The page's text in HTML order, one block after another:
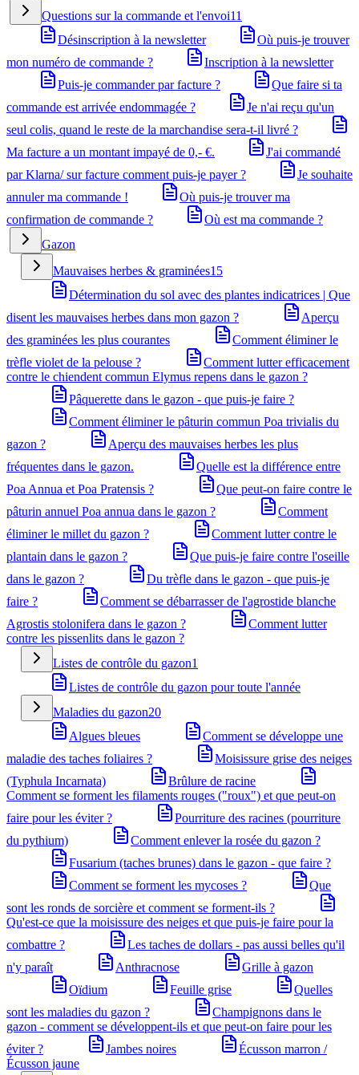
Questions sur la commande et l'envoi11
Désinscription à la newsletter
Où puis-je trouver
mon numéro de commande ?
Inscription à la newsletter
Puis-je commander par facture ?
Que faire si ta
commande est arrivée endommagée ?
Je n'ai reçu qu'un
seul colis, quand le reste de la marchandise sera-t-il livré ?
Ma facture a un montant impayé de 0,- €.
J'ai commandé
par Klarna/ sur facture comment puis-je payer ?
Je souhaite
annuler ma commande !
Où puis-je trouver ma
confirmation de commande ?
Où est ma commande ?
Gazon
Mauvaises herbes & graminées15
Détermination du sol avec des plantes indicatrices | Que
disent les mauvaises herbes dans mon gazon ?
Aperçu
des graminées les plus courantes
Comment éliminer le
trèfle violet de la pelouse ?
Comment lutter efficacement
contre le chiendent commun Elymus repens dans le gazon ?
Pâquerette dans le gazon - que puis-je faire ?
Comment éliminer le pâturin commun Poa trivialis du
gazon ?
Aperçu des mauvaises herbes les plus
fréquentes dans le gazon.
Quelle est la différence entre
Poa Annua et Poa Pratensis ?
Que peut-on faire contre le
pâturin annuel Poa annua dans le gazon ?
Comment
éliminer le millet du gazon ?
Comment lutter contre le
plantain dans le gazon ?
Que puis-je faire contre l'oseille
dans le gazon ?
Du trèfle dans le gazon - que puis-je
faire ?
Comment se débarrasser de l'agrostide blanche
Agrostis stolonifera dans le gazon ?
Comment lutter
contre les pissenlits dans le gazon ?
Listes de contrôle du gazon1
Listes de contrôle du gazon pour toute l'année
Maladies du gazon20
Algues bleues
Comment se développe une
maladie des taches foliaires ?
Moisissure grise des neiges
(Typhula Incarnata)
Brûlure de racine
Comment se forment les filaments rouges ("roux") et que peut-on
faire pour les éviter ?
Pourriture des racines (pourriture
du pythium)
Comment enlever la rosée du gazon ?
Fusarium (taches brunes) dans le gazon - que faire ?
Comment se forment les mycoses ?
Que
sont les ronds de sorcière et comment se forment-ils ?
Qu'est-ce que la moisissure des neiges et que puis-je faire pour la
combattre ?
Les taches de dollars - pas aussi belles qu'il
n'y paraît
Anthracnose
Grille à gazon
Oïdium
Feuille grise
Quelles
sont les maladies du gazon ?
Champignons dans le
gazon - comment se développent-ils et que peut-on faire pour les
éviter ?
Jambes noires
Écusson marron /
Écusson jaune